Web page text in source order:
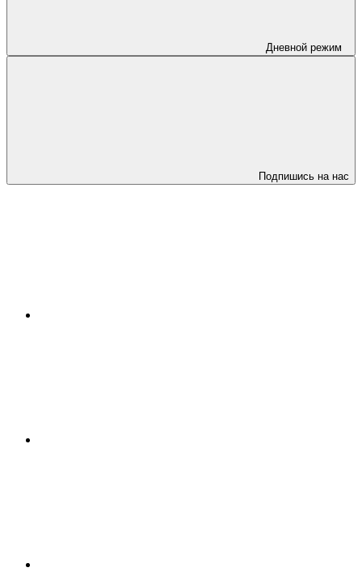
Дневной режим
Подпишись на нас